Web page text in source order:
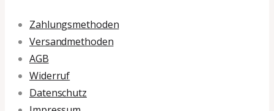
Zahlungsmethoden
Versandmethoden
AGB
Widerruf
Datenschutz